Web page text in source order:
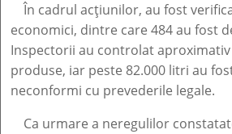
În cadrul acțiunilor, au fost
economici, dintre care 484 au fost
Inspectorii au controlat aproximativ
produse, iar peste 82.000 litri au
neconformi cu prevederile legale.
Ca urmare a neregulilor